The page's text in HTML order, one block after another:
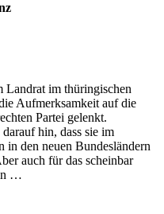
Landrat im thüringischen
Aufmerksamkeit auf die
Partei gelenkt.
hin, dass sie im
in den neuen Bundesländern
auch für das scheinbar
…